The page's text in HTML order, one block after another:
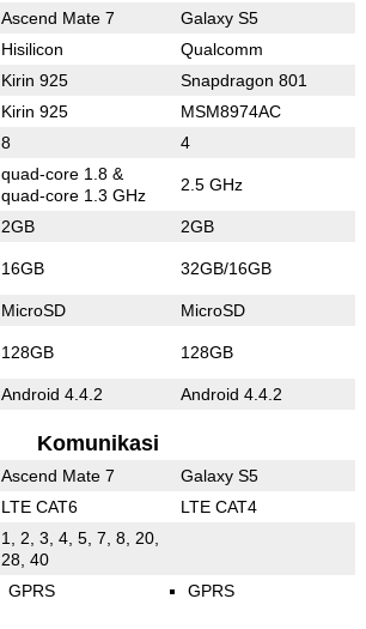
Ascend Mate 7 Galaxy S5
Hisilicon Qualcomm
Kirin 925 Snapdragon 801
Kirin 925 MSM8974AC
8 4
quad-core 1.8 &
quad-core 1.3 GHz
2.5 GHz
2GB 2GB
16GB 32GB/16GB
MicroSD MicroSD
128GB 128GB
Android 4.4.2 Android 4.4.2
Komunikasi
Ascend Mate 7 Galaxy S5
LTE CAT6 LTE CAT4
1, 2, 3, 4, 5, 7, 8, 20,
28, 40
GPRS GPRS